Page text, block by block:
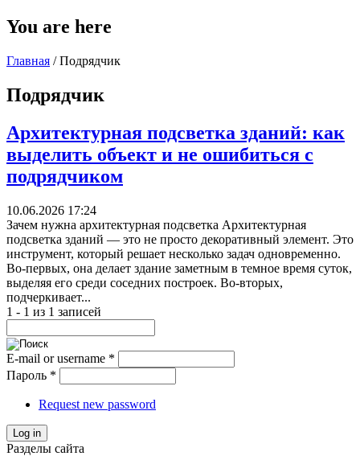
You are here
Главная / Подрядчик
Подрядчик
Архитектурная подсветка зданий: как
выделить объект и не ошибиться с
подрядчиком
10.06.2026 17:24
Зачем нужна архитектурная подсветка Архитектурная
подсветка зданий — это не просто декоративный элемент. Это
инструмент, который решает несколько задач одновременно.
Во-первых, она делает здание заметным в темное время суток,
выделяя его среди соседних построек. Во-вторых,
подчеркивает...
1 - 1 из 1 записей
E-mail or username *
Пароль *
Request new password
Log in
Разделы сайта